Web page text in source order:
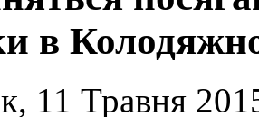
в
11 Травня